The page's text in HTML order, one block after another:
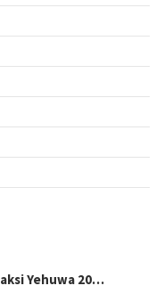
Yehuwa 20…